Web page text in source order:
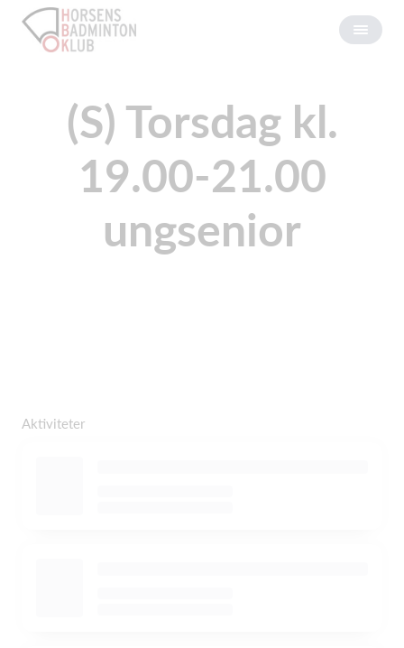
(S) Torsdag kl.
19.00-21.00
ungsenior
Aktiviteter